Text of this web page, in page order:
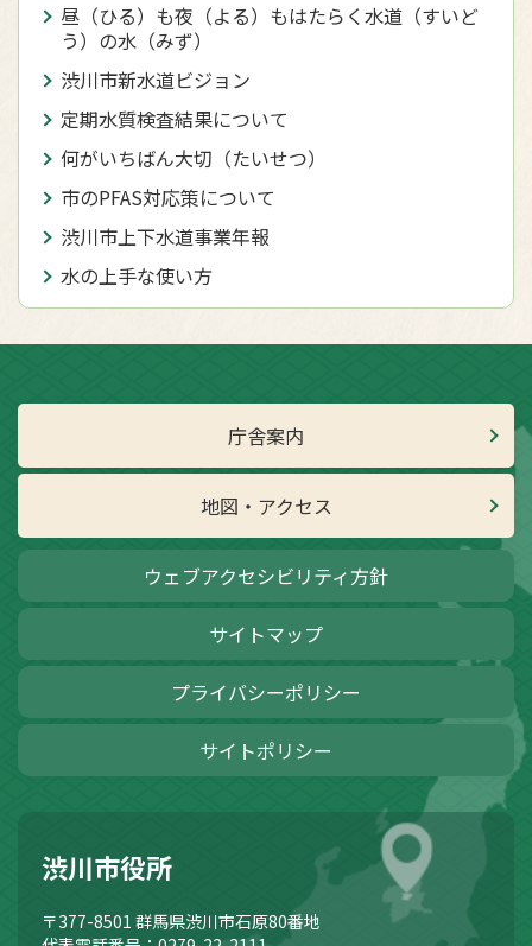
昼（ひる）も夜（よる）もはたらく水道（すいど
う）の水（みず）
渋川市新水道ビジョン
定期水質検査結果について
何がいちばん大切（たいせつ）
市のPFAS対応策について
渋川市上下水道事業年報
水の上手な使い方
庁舎案内
地図・アクセス
ウェブアクセシビリティ方針
サイトマップ
プライバシーポリシー
サイトポリシー
渋川市役所
〒377-8501 群馬県渋川市石原80番地